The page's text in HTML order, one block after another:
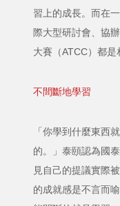
習上的成長。而在
際大型研討會、協
大賽（ATCC）都是
不間斷地學習
「你學到什麼東西
的。」泰頤認為國
見自己的提議實際
的成就感是不言而